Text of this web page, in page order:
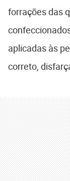
forrações das
aplicadas às
correto,